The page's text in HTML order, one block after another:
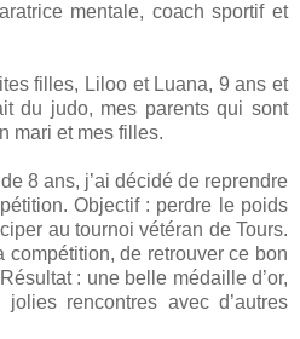
mentale, coach sportif et
filles, Liloo et Luana, 9 ans et
du judo, mes parents qui sont
mari et mes filles.
8 ans, j’ai décidé de reprendre
Objectif : perdre le poids
au tournoi vétéran de Tours.
de retrouver ce bon
: une belle médaille d’or,
rencontres avec d’autres